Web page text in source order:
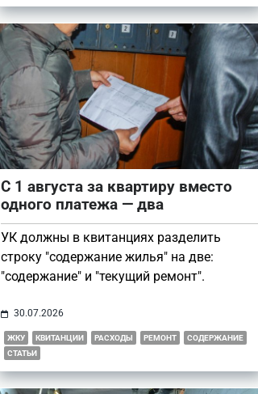
С 1 августа за квартиру вместо
одного платежа — два
УК должны в квитанциях разделить
строку "содержание жилья" на две:
"содержание" и "текущий ремонт".
30.07.2026
ЖКУ КВИТАНЦИИ РАСХОДЫ РЕМОНТ
СОДЕРЖАНИЕ
СТАТЬИ